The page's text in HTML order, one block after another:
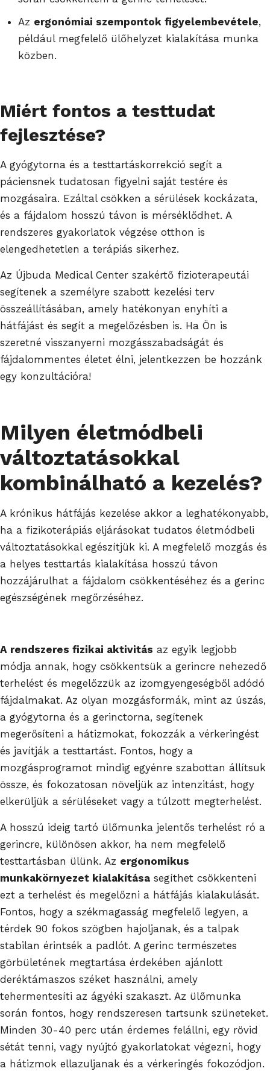
Az ergonómiai szempontok figyelembevétele,
például megfelelő ülőhelyzet kialakítása munka
közben.
Miért fontos a testtudat
fejlesztése?
A gyógytorna és a testtartáskorrekció segít a
páciensnek tudatosan figyelni saját testére és
mozgásaira. Ezáltal csökken a sérülések kockázata,
és a fájdalom hosszú távon is mérséklődhet. A
rendszeres gyakorlatok végzése otthon is
elengedhetetlen a terápiás sikerhez.
Az Újbuda Medical Center szakértő fizioterapeutái
segítenek a személyre szabott kezelési terv
összeállításában, amely hatékonyan enyhíti a
hátfájást és segít a megelőzésben is. Ha Ön is
szeretné visszanyerni mozgásszabadságát és
fájdalommentes életet élni, jelentkezzen be hozzánk
egy konzultációra!
Milyen életmódbeli
változtatásokkal
kombinálható a kezelés?
A krónikus hátfájás kezelése akkor a leghatékonyabb,
ha a fizikoterápiás eljárásokat tudatos életmódbeli
változtatásokkal egészítjük ki. A megfelelő mozgás és
a helyes testtartás kialakítása hosszú távon
hozzájárulhat a fájdalom csökkentéséhez és a gerinc
egészségének megőrzéséhez.
A rendszeres fizikai aktivitás az egyik legjobb
módja annak, hogy csökkentsük a gerincre nehezedő
terhelést és megelőzzük az izomgyengeségből adódó
fájdalmakat. Az olyan mozgásformák, mint az úszás,
a gyógytorna és a gerinctorna, segítenek
megerősíteni a hátizmokat, fokozzák a vérkeringést
és javítják a testtartást. Fontos, hogy a
mozgásprogramot mindig egyénre szabottan állítsuk
össze, és fokozatosan növeljük az intenzitást, hogy
elkerüljük a sérüléseket vagy a túlzott megterhelést.
A hosszú ideig tartó ülőmunka jelentős terhelést ró a
gerincre, különösen akkor, ha nem megfelelő
testtartásban ülünk. Az ergonomikus
munkakörnyezet kialakítása segíthet csökkenteni
ezt a terhelést és megelőzni a hátfájás kialakulását.
Fontos, hogy a székmagasság megfelelő legyen, a
térdek 90 fokos szögben hajoljanak, és a talpak
stabilan érintsék a padlót. A gerinc természetes
görbületének megtartása érdekében ajánlott
deréktámaszos széket használni, amely
tehermentesíti az ágyéki szakaszt. Az ülőmunka
során fontos, hogy rendszeresen tartsunk szüneteket.
Minden 30-40 perc után érdemes felállni, egy rövid
sétát tenni, vagy nyújtó gyakorlatokat végezni, hogy
a hátizmok ellazuljanak és a vérkeringés fokozódjon.